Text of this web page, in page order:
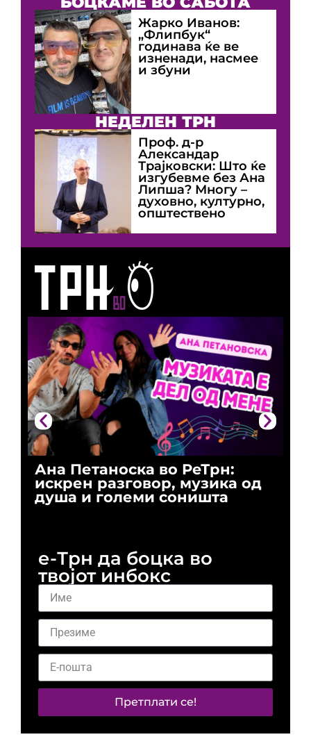
Ана Петаноска во РеТрн:
искрен разговор, музика од
душа и големи соништа
Жарко Иванов:
„Флипбук“
годинава ќе ве
изненади, насмее
и збуни
НЕДЕЛЕН ТРН
Проф. д-р
Александар
Трајковски: Што ќе
изгубевме без Ана
Липша? Многу –
духовно, културно,
општествено
е-Трн да боцка во
твојот инбокс
Претплати се!